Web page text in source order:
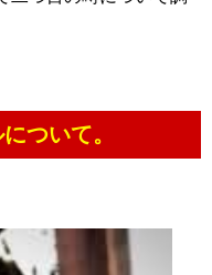
ついて。